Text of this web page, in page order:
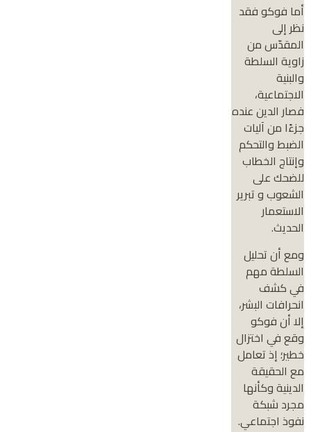
أما فوكو فقد
نظر إلى
المقدّس من
زاوية السلطة
والبنية
الاجتماعية،
فصار الدين عنده
جزءًا من آليات
الضبط والتحكم
وإنتاج الخطاب
للضحك على
الشعوب و تبرير
الاستعمار
الحديث.
ومع أن تحليل
السلطة مهم
في كشف
انحرافات البشر،
إلا أن فوكو
وقع في اختزال
خطير؛ إذ تعامل
مع الحقيقة
الدينية وكأنها
مجرد شبكة
نفوذ اجتماعي.